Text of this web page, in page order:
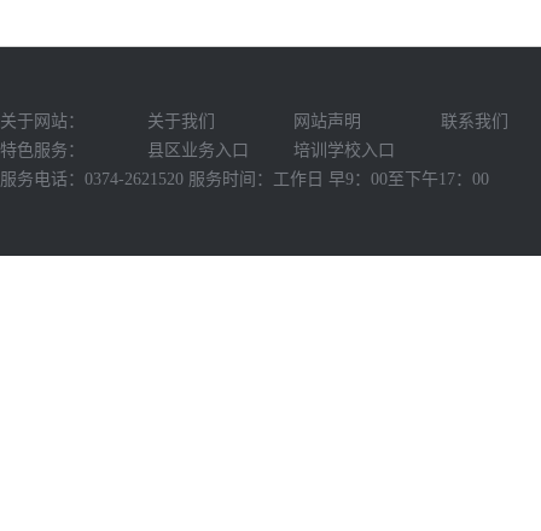
关于网站： 关于我们 网站声明
联系我们
特色服务：
县区业务入口
培训学校入口
服务电话：0374-2621520 服务时间：工作日 早9：00至下午17：00